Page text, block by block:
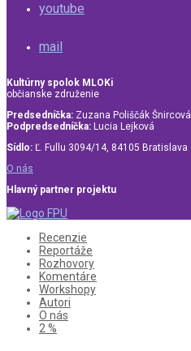
youtube
mail
Kultúrny spolok MLOKi
občianske združenie
Predsedníčka: Zuzana Poliščák Šnircová
Podpredsedníčka: Lucia Lejková
Sídlo: Ľ. Fullu 3094/14, 84105 Bratislava
O nás
Hlavný partner projektu
Recenzie
Reportáže
Rozhovory
Komentáre
Workshopy
Autori
O nás
2 %